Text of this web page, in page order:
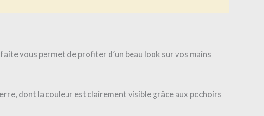
vous permet de profiter d’un beau look sur vos mains
dont la couleur est clairement visible grâce aux pochoirs